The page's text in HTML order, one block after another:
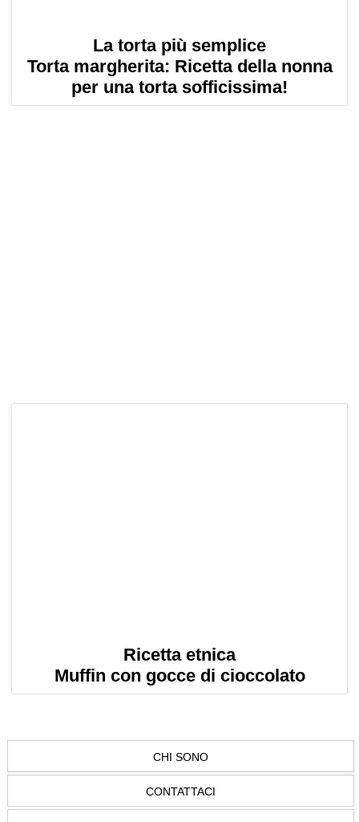
La torta più semplice
Torta margherita: Ricetta della nonna
per una torta sofficissima!
Ricetta etnica
Muffin con gocce di cioccolato
CHI SONO
CONTATTACI